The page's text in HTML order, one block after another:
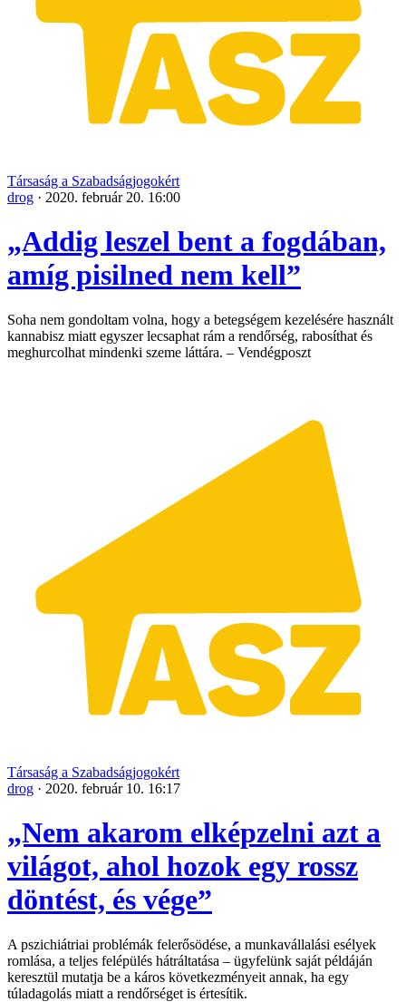
Társaság a Szabadságjogokért
drog · 2020. február 20. 16:00
„Addig leszel bent a fogdában,
amíg pisilned nem kell”
Soha nem gondoltam volna, hogy a betegségem kezelésére használt
kannabisz miatt egyszer lecsaphat rám a rendőrség, rabosíthat és
meghurcolhat mindenki szeme láttára. – Vendégposzt
Társaság a Szabadságjogokért
drog · 2020. február 10. 16:17
„Nem akarom elképzelni azt a
világot, ahol hozok egy rossz
döntést, és vége”
A pszichiátriai problémák felerősödése, a munkavállalási esélyek
romlása, a teljes felépülés hátráltatása – ügyfelünk saját példáján
keresztül mutatja be a káros következményeit annak, ha egy
túladagolás miatt a rendőrséget is értesítik.